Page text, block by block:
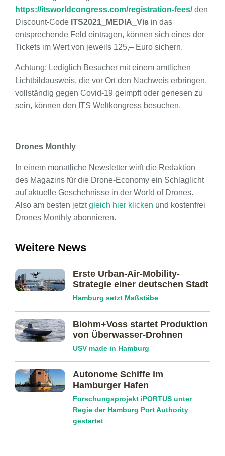
https://itsworldcongress.com/registration-fees/den
Discount-Code ITS2021_MEDIA_Vis in das
entsprechende Feld eintragen, können sich eines der
Tickets im Wert von jeweils 125,– Euro sichern.
Achtung: Lediglich Besucher mit einem amtlichen
Lichtbildausweis, die vor Ort den Nachweis erbringen,
vollständig gegen Covid-19 geimpft oder genesen zu
sein, können den ITS Weltkongress besuchen.
Drones Monthly
In einem monatliche Newsletter wirft die Redaktion
des Magazins für die Drone-Economy ein Schlaglicht
auf aktuelle Geschehnisse in der World of Drones.
Also am besten jetzt gleich hier klicken und kostenfrei
Drones Monthly abonnieren.
Weitere News
Erste Urban-Air-Mobility-
Strategie einer deutschen Stadt
Hamburg setzt Maßstäbe
Blohm+Voss startet Produktion
von Überwasser-Drohnen
USV made in Hamburg
Autonome Schiffe im
Hamburger Hafen
Forschungsprojekt iPORTUS unter
Regie der Hamburg Port Authority
gestartet